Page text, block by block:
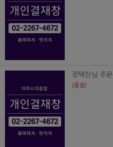
장택진님 주문
(품절)